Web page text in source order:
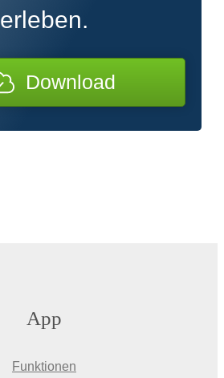
erleben.
Download
App
Funktionen